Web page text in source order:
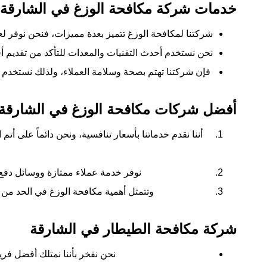
خدمات شركة مكافحة الوزغ في الشارقة
شركتنا لمكافحة الوزغ تتميز بعدة مميزات، فنحن
نحن نستخدم أحدث التقنيات والمعدات للتأكد من تقديم
فإن شركتنا تهتم بصحة وسلامة العملاء، ولذلك نستخدم
أفضل شركات مكافحة الوزغ في
أننا نقدم خدماتنا بأسعار تنافسية، ونحن دائماً
نوفر خدمة عملاء ممتازة ووسائل
وتتمثل أهمية مكافحة الوزغ في الحد
شركة مكافحة الطيطار في الشارقة
نحن نفخر بأننا نمتلك